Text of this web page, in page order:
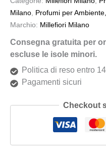
Milano Profumi per
Marchio: Millefiori Milano
Consegna gratuita per
escluse le isole minori.
Politica di reso entro
Pagamenti sicuri
Checkout